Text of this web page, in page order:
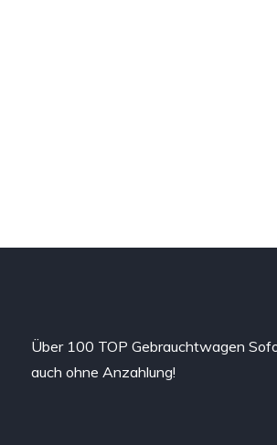
Über 100 TOP Gebrauchtwagen
auch ohne Anzahlung!